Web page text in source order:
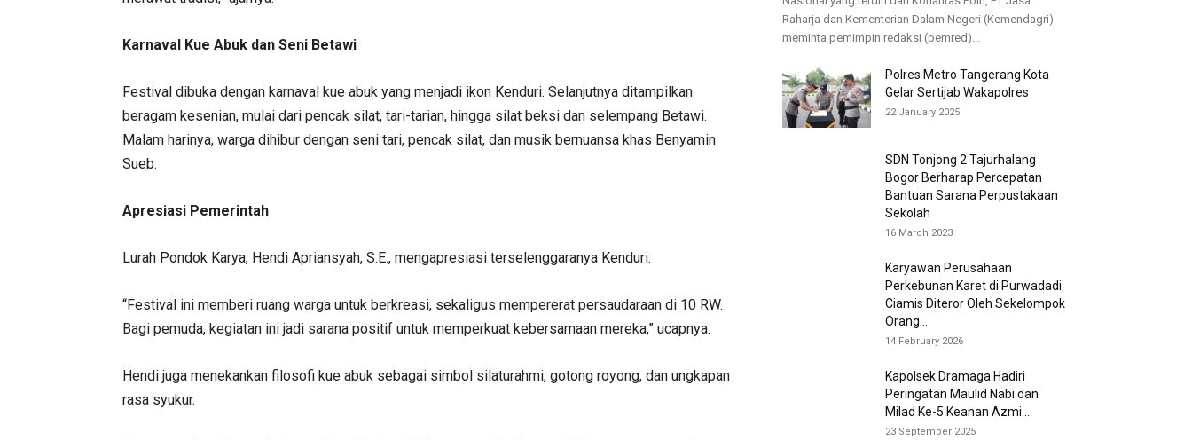
Karnaval Kue Abuk dan Seni Betawi
Festival dibuka dengan karnaval kue abuk yang menjadi ikon Kenduri. Selanjutnya ditampilkan
beragam kesenian, mulai dari pencak silat, tari-tarian, hingga silat beksi dan selempang Betawi.
Malam harinya, warga dihibur dengan seni tari, pencak silat, dan musik bernuansa khas Benyamin
Sueb.
Apresiasi Pemerintah
Lurah Pondok Karya, Hendi Apriansyah, S.E., mengapresiasi terselenggaranya Kenduri.
“Festival ini memberi ruang warga untuk berkreasi, sekaligus mempererat persaudaraan di 10 RW.
Bagi pemuda, kegiatan ini jadi sarana positif untuk memperkuat kebersamaan mereka,” ucapnya.
Hendi juga menekankan filosofi kue abuk sebagai simbol silaturahmi, gotong royong, dan ungkapan
rasa syukur.
Raharja dan Kementerian Dalam Negeri (Kemendagri)
meminta pemimpin redaksi (pemred)...
Polres Metro Tangerang Kota
Gelar Sertijab Wakapolres
22 January 2025
SDN Tonjong 2 Tajurhalang
Bogor Berharap Percepatan
Bantuan Sarana Perpustakaan
Sekolah
16 March 2023
Karyawan Perusahaan
Perkebunan Karet di Purwadadi
Ciamis Diteror Oleh Sekelompok
Orang...
14 February 2026
Kapolsek Dramaga Hadiri
Peringatan Maulid Nabi dan
Milad Ke-5 Keanan Azmi...
23 September 2025